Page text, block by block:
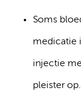
Soms
medicatie
injectie
pleister op.